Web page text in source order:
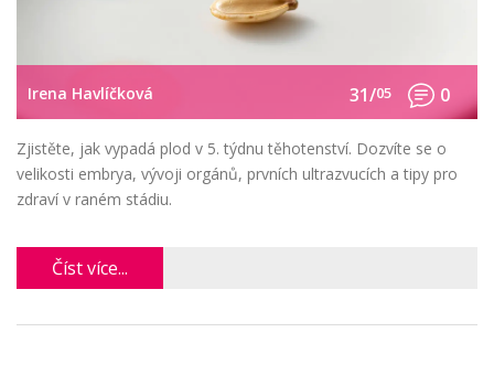
Irena Havlíčková 31/05 0
Zjistěte, jak vypadá plod v 5. týdnu těhotenství. Dozvíte se o
velikosti embrya, vývoji orgánů, prvních ultrazvucích a tipy pro
zdraví v raném stádiu.
Číst více...